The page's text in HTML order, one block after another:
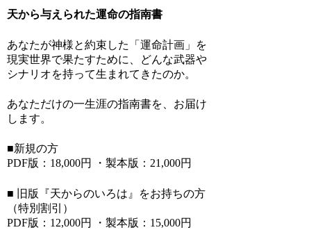
天から与えられた運命の指南書
あなたが神様と約束した「運命計画」を
現実世界で果たすために、どんな武器や
シナリオを持って生まれてきたのか。
あなただけの一生涯の指南書を、お届け
します。
■新規の方
PDF版：18,000円 ・製本版：21,000円
■ 旧版『天からのいろは』をお持ちの方
（特別割引）
PDF版：12,000円 ・製本版：15,000円